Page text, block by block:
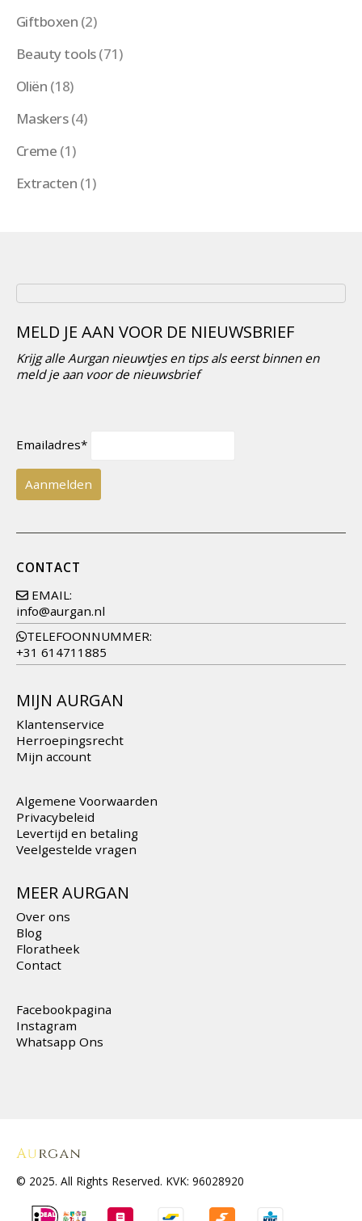
Giftboxen (2)
Beauty tools(71)
Oliën (18)
Maskers(4)
Creme (1)
Extracten (1)
MELD JE AAN VOOR DE NIEUWSBRIEF
Krijg alle Aurgan nieuwtjes en tips als eerst binnen en
meld je aan voor de nieuwsbrief
Emailadres*
CONTACT
EMAIL:
info@aurgan.nl
TELEFOONNUMMER:
+31 614711885
MIJN AURGAN
Klantenservice
Herroepingsrecht
Mijn account
Algemene Voorwaarden
Privacybeleid
Levertijd en betaling
Veelgestelde vragen
MEER AURGAN
Over ons
Blog
Floratheek
Contact
Facebookpagina
Instagram
Whatsapp Ons
© 2025. All Rights Reserved. KVK: 96028920